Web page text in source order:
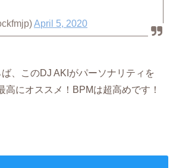
April 5, 2020
、このDJ AKIがパーソナリティを
高にオススメ！BPMは超高めです！